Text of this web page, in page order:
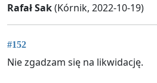
Rafał Sak(Kórnik, 2022-10-19)
#152
Nie zgadzam się na likwidację.